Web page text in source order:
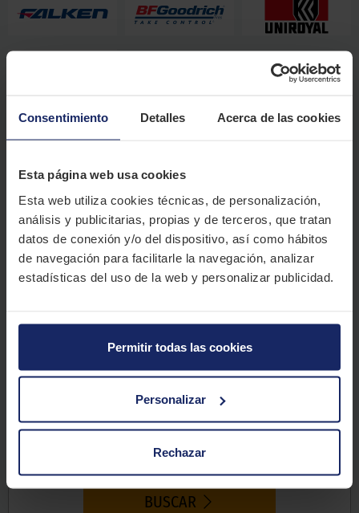
Consentimiento Detalles Acerca de las cookies
Esta página web usa cookies
Esta web utiliza cookies técnicas, de personalización,
análisis y publicitarias, propias y de terceros, que tratan
datos de conexión y/o del dispositivo, así como hábitos
de navegación para facilitarle la navegación, analizar
estadísticas del uso de la web y personalizar publicidad.
Permitir todas las cookies
Personalizar
Rechazar
Marcas neumáticos Económicos
Elige tu marca de neumáticos
Elige tus neumáticos
R16
BUSCAR